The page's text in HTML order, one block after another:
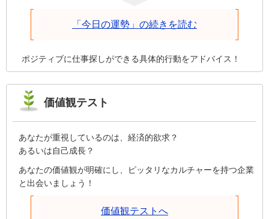
分が歩を進めることを前提に、深刻にならず明るく元気に
話しかけた方が、今日は物事がうまくいきます。
「今日の運勢」の続きを読む
ポジティブに仕事探しができる具体的行動をアドバイス！
価値観テスト
あなたが重視しているのは、経済的欲求？
あるいは自己成長？
あなたの価値観が明確にし、ピッタリなカルチャーを持つ企業
と出会いましょう！
価値観テストへ